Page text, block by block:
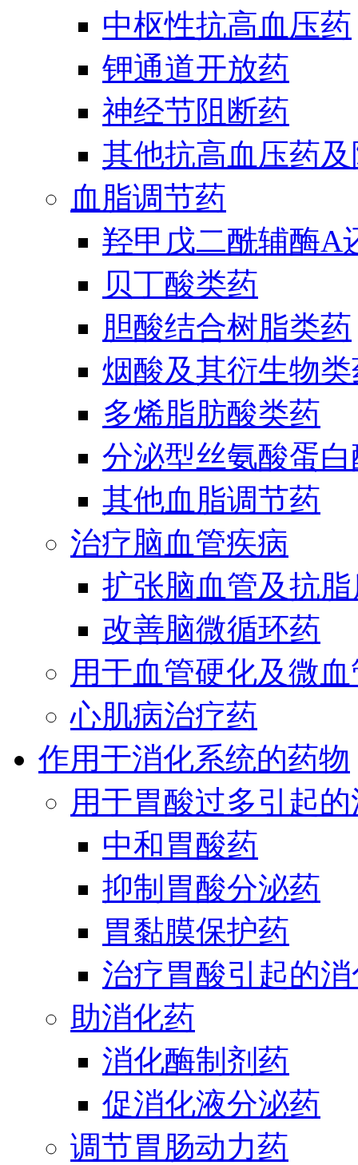
中枢性抗高血压药
钾通道开放药
神经节阻断药
其他抗高血压药
血脂调节药
羟甲戊二酰辅酶A
贝丁酸类药
胆酸结合树脂类药
烟酸及其衍生物
多烯脂肪酸类药
分泌型丝氨酸蛋
其他血脂调节药
治疗脑血管疾病
扩张脑血管及抗
改善脑微循环药
用于血管硬化及微
心肌病治疗药
作用于消化系统的药物
用于胃酸过多引起
中和胃酸药
抑制胃酸分泌药
胃黏膜保护药
治疗胃酸引起的
助消化药
消化酶制剂药
促消化液分泌药
调节胃肠动力药